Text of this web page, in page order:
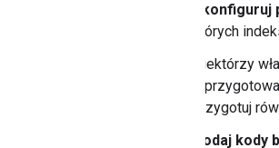
których
Niektórzy
o
przygotuj
Podaj kody